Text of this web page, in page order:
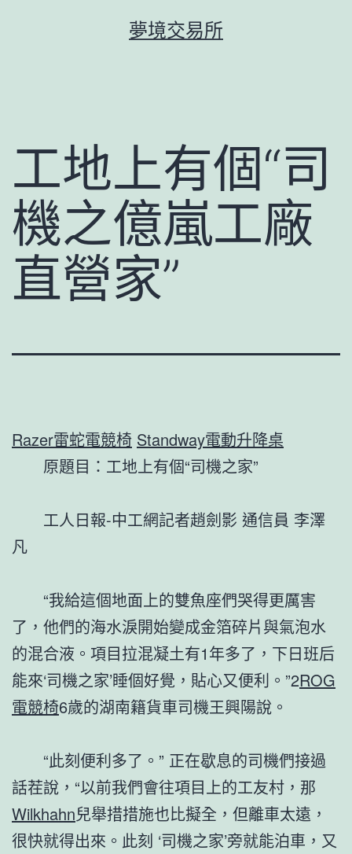
夢境交易所
工地上有個“司
機之億嵐工廠
直營家”
Razer雷蛇電競椅 Standway電動升降桌
原題目：工地上有個“司機之家”
工人日報-中工網記者趙劍影 通信員 李澤
凡
“我給這個地面上的雙魚座們哭得更厲害
了，他們的海水淚開始變成金箔碎片與氣泡水
的混合液。項目拉混凝土有1年多了，下日班后
能來‘司機之家’睡個好覺，貼心又便利。”2ROG
電競椅6歲的湖南籍貨車司機王興陽說。
“此刻便利多了。” 正在歇息的司機們接過
話茬說，“以前我們會往項目上的工友村，那
Wilkhahn兒舉措措施也比擬全，但離車太遠，
很快就得出來。此刻 ‘司機之家’旁就能泊車，又